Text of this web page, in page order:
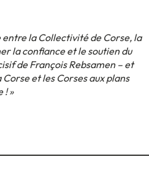
la Collectivité de Corse, la
la confiance et le soutien du
de François Rebsamen – et
et les Corses aux plans
! »